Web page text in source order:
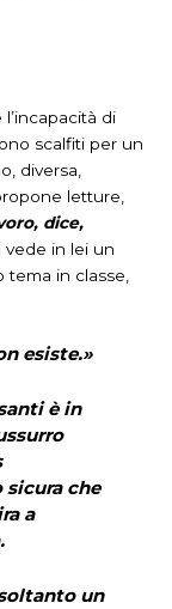
di
scalfiti per un
diversa,
letture,
dice,
vede in lei un
in classe,
esiste.»
è in
sicura che
a
un